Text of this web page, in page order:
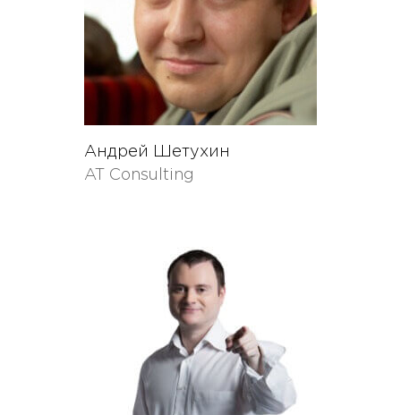
Андрей Шетухин
AT Consulting